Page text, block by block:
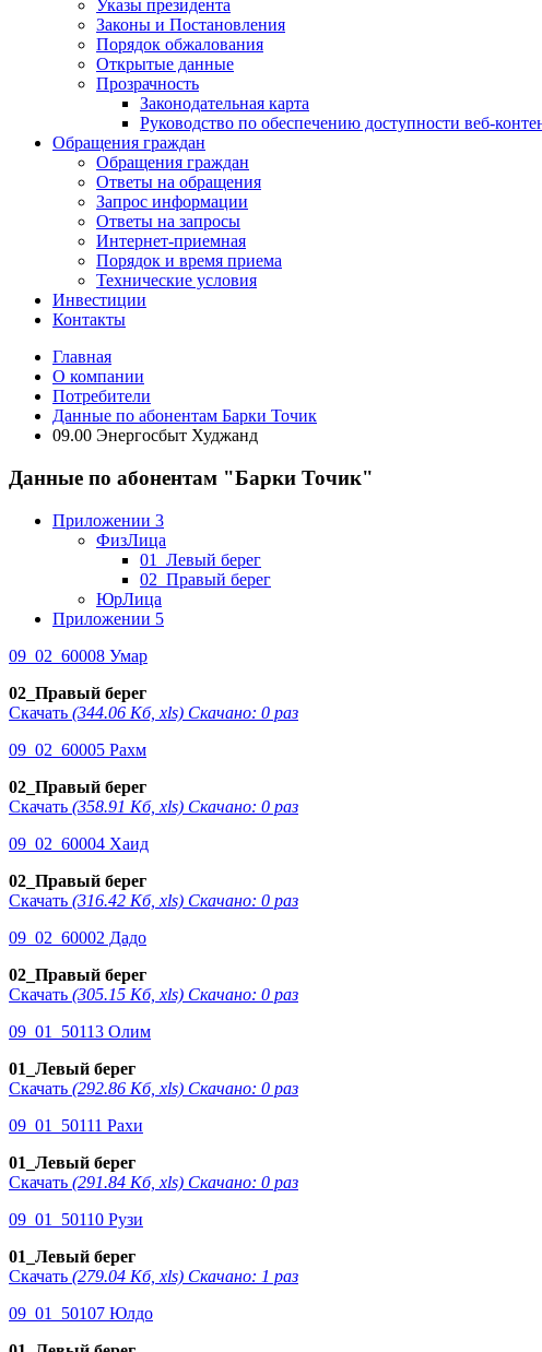
Указы президента
Законы и Постановления
Порядок обжалования
Открытые данные
Прозрачность
Законодательная карта
Руководство по обеспечению доступности веб-
Обращения граждан
Обращения граждан
Ответы на обращения
Запрос информации
Ответы на запросы
Интернет-приемная
Порядок и время приема
Технические условия
Инвестиции
Контакты
Главная
О компании
Потребители
Данные по абонентам Барки Точик
09.00 Энергосбыт Худжанд
Данные по абонентам "Барки Точик"
Приложении 3
ФизЛица
01_Левый берег
02_Правый берег
ЮрЛица
Приложении 5
09_02_60008 Умар
02_Правый берег
Скачать (344.06 Кб, xls) Скачано: 0 раз
09_02_60005 Рахм
02_Правый берег
Скачать (358.91 Кб, xls) Скачано: 0 раз
09_02_60004 Хаид
02_Правый берег
Скачать (316.42 Кб, xls) Скачано: 0 раз
09_02_60002 Дадо
02_Правый берег
Скачать (305.15 Кб, xls) Скачано: 0 раз
09_01_50113 Олим
01_Левый берег
Скачать (292.86 Кб, xls) Скачано: 0 раз
09_01_50111 Рахи
01_Левый берег
Скачать (291.84 Кб, xls) Скачано: 0 раз
09_01_50110 Рузи
01_Левый берег
Скачать (279.04 Кб, xls) Скачано: 1 раз
09_01_50107 Юлдо